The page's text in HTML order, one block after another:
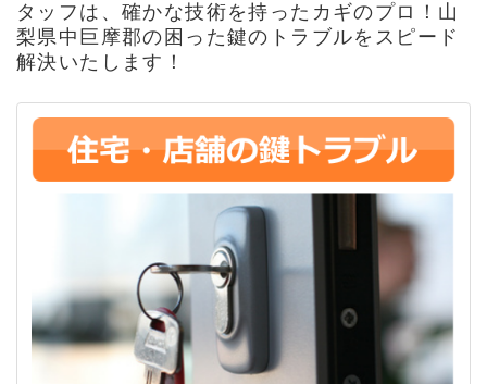
タッフは、確かな技術を持ったカギのプロ！山
梨県中巨摩郡の困った鍵のトラブルをスピード
解決いたします！